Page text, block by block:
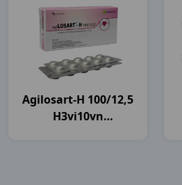
Agilosart-H 100/12,5
H3vi10vn